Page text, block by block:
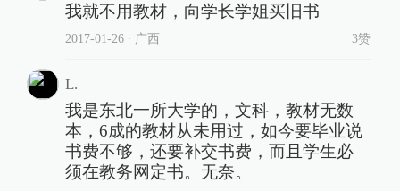
我就不用教材，向学长学姐买旧书
2017-01-26∙ 广西 3赞
L.
我是东北一所大学的，文科，教材无数
本，6成的教材从未用过，如今要毕业说
书费不够，还要补交书费，而且学生必
须在教务网定书。无奈。